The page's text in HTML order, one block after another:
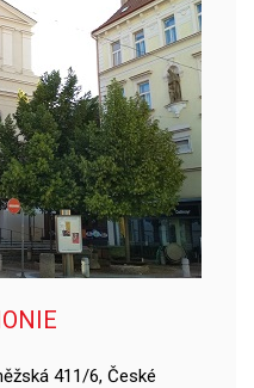
411/6, České